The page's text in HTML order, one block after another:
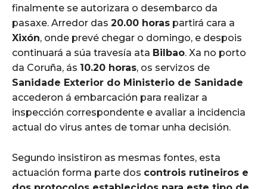
finalmente se autorizara o desembarco da
pasaxe. Arredor das 20.00 horas partirá cara a
Xixón, onde prevé chegar o domingo, e despois
continuará a súa travesía ata Bilbao. Xa no porto
da Coruña, ás 10.20 horas, os servizos de
Sanidade Exterior do Ministerio de Sanidade
accederon á embarcación para realizar a
inspección correspondente e avaliar a incidencia
actual do virus antes de tomar unha decisión.
Segundo insistiron as mesmas fontes, esta
actuación forma parte dos controis rutineiros e